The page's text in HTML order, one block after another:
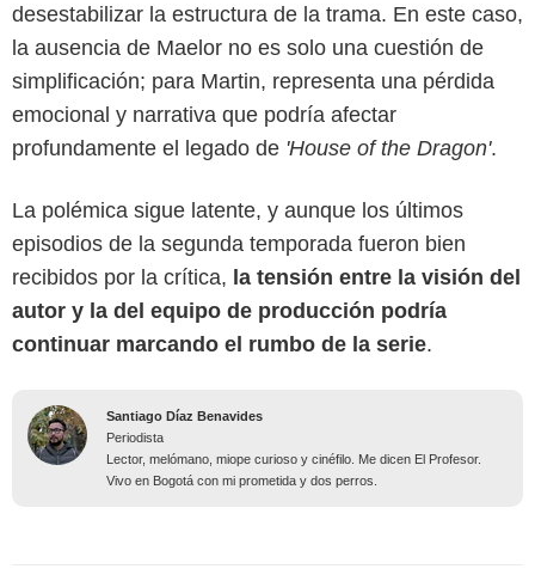
desestabilizar la estructura de la trama. En este caso,
la ausencia de Maelor no es solo una cuestión de
simplificación; para Martin, representa una pérdida
emocional y narrativa que podría afectar
profundamente el legado de 'House of the Dragon'.
La polémica sigue latente, y aunque los últimos
episodios de la segunda temporada fueron bien
recibidos por la crítica, la tensión entre la visión del
autor y la del equipo de producción podría
continuar marcando el rumbo de la serie.
Santiago Díaz Benavides
Periodista
Lector, melómano, miope curioso y cinéfilo. Me dicen El Profesor.
Vivo en Bogotá con mi prometida y dos perros.